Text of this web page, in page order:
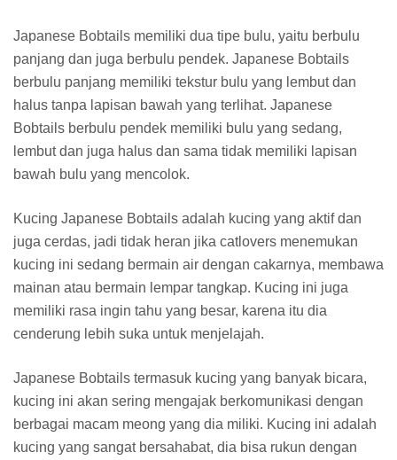
Japanese Bobtails memiliki dua tipe bulu, yaitu berbulu
panjang dan juga berbulu pendek. Japanese Bobtails
berbulu panjang memiliki tekstur bulu yang lembut dan
halus tanpa lapisan bawah yang terlihat. Japanese
Bobtails berbulu pendek memiliki bulu yang sedang,
lembut dan juga halus dan sama tidak memiliki lapisan
bawah bulu yang mencolok.
Kucing Japanese Bobtails adalah kucing yang aktif dan
juga cerdas, jadi tidak heran jika catlovers menemukan
kucing ini sedang bermain air dengan cakarnya, membawa
mainan atau bermain lempar tangkap. Kucing ini juga
memiliki rasa ingin tahu yang besar, karena itu dia
cenderung lebih suka untuk menjelajah.
Japanese Bobtails termasuk kucing yang banyak bicara,
kucing ini akan sering mengajak berkomunikasi dengan
berbagai macam meong yang dia miliki. Kucing ini adalah
kucing yang sangat bersahabat, dia bisa rukun dengan